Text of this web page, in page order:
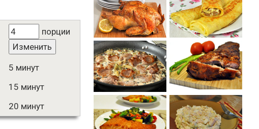
порции
Изменить
5 минут
15 минут
20 минут